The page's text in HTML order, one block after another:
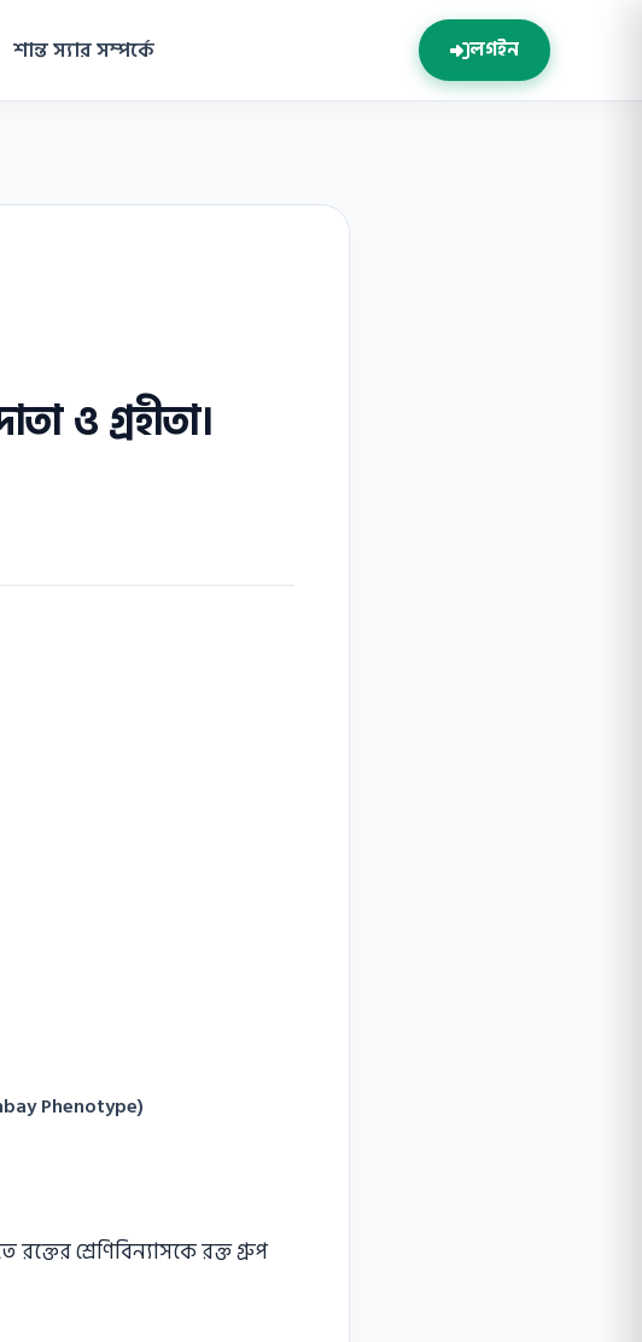
শান্ত স্যার সম্পর্কে লগইন
ও গ্রহীতা।
Phenotype)
রক্তের শ্রেণিবিন্যাসকে রক্ত গ্রুপ